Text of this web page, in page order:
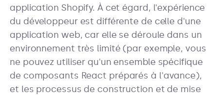
application Shopify. À cet égard, l'expérience
du développeur est différente de celle d'une
application web, car elle se déroule dans un
environnement très limité (par exemple, vous
ne pouvez utiliser qu'un ensemble spécifique
de composants React préparés à l'avance),
et les processus de construction et de mise